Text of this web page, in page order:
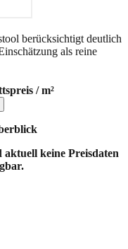
berücksichtigt deutlich
als reine
/ m²
aktuell keine Preisdaten